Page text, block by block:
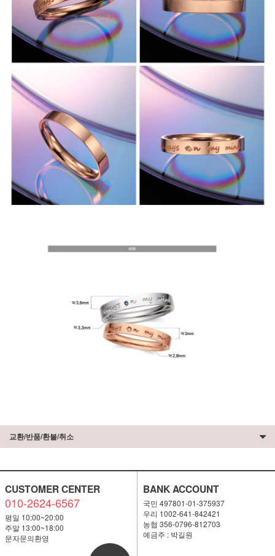
교환/반품/환불/취소
CUSTOMER CENTER
010-2624-6567
평일 10:00~20:00
주말 13:00~18:00
문자문의환영
BANK ACCOUNT
국민 497801-01-375937
우리 1002-641-842421
농협 356-0796-812703
예금주 : 박길원